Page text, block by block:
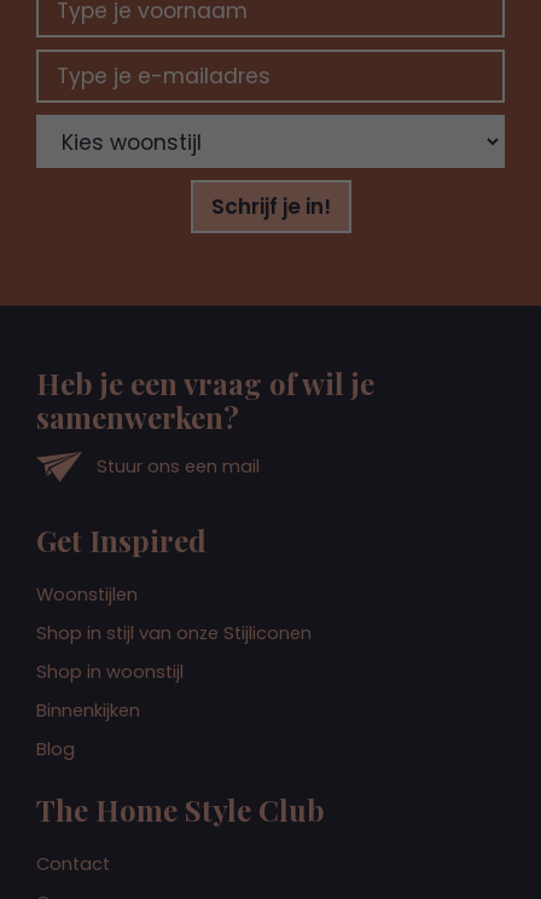
Schrijf je in!
Heb je een vraag of wil je
samenwerken?
Stuur ons een mail
Get Inspired
Woonstijlen
Shop in stijl van onze Stijliconen
Shop in woonstijl
Binnenkijken
Blog
The Home Style Club
Contact